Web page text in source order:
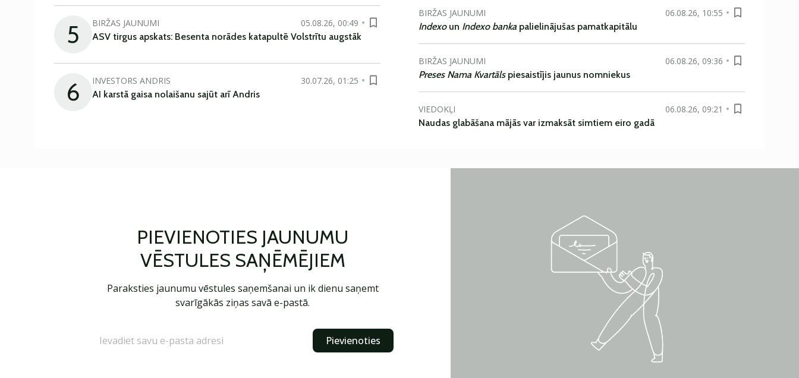
5 BIRŽAS JAUNUMI
05.08.26, 00:49
ASV tirgus apskats: Besenta norādes katapultē Volstrītu augstāk
6 INVESTORS ANDRIS
30.07.26, 01:25
AI karstā gaisa nolaišanu sajūt arī Andris
BIRŽAS JAUNUMI
06.08.26, 10:55
Indexoun Indexo banka palielinājušas pamatkapitālu
BIRŽAS JAUNUMI
06.08.26, 09:36
Preses Nama Kvartāls piesaistījis jaunus nomniekus
VIEDOKĻI
06.08.26, 09:21
Naudas glabāšana mājās var izmaksāt simtiem eiro gadā
PIEVIENOTIES JAUNUMU
VĒSTULES SAŅĒMĒJIEM
Paraksties jaunumu vēstules saņemšanai un ik dienu saņemt
svarīgākās ziņas savā e-pastā.
Pievienoties